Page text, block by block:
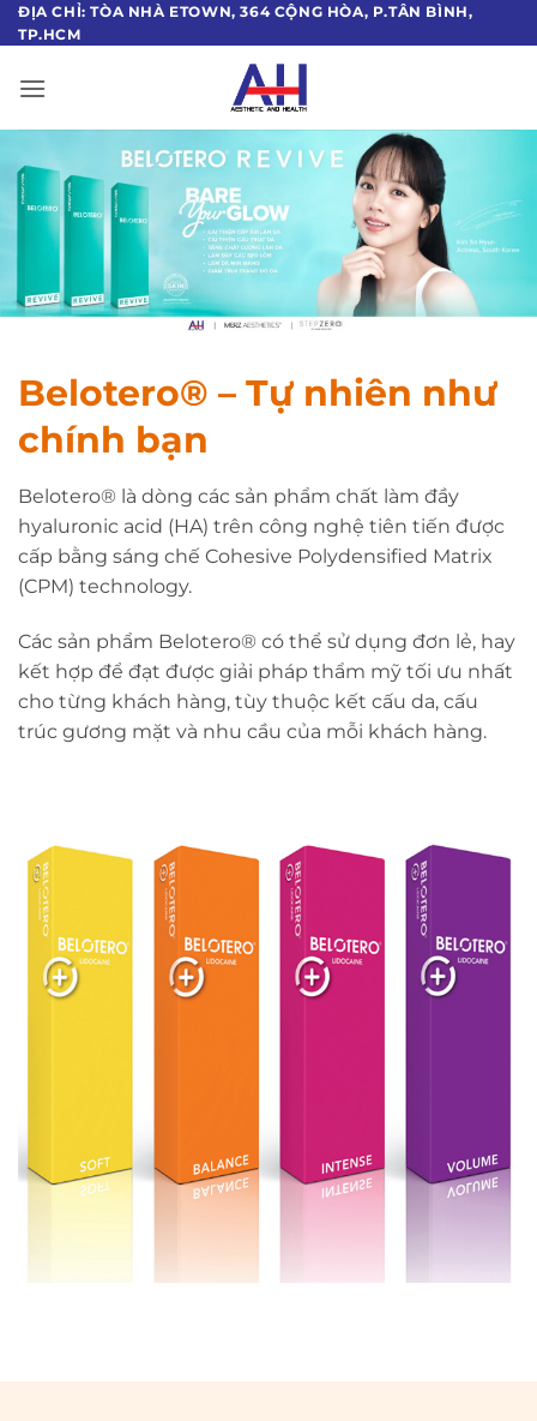
Bỏ
qua
dung
ĐỊA CHỈ: TÒA NHÀ ETOWN, 364 CỘNG HÒA, P.TÂN BÌNH,
TP.HCM
Belotero® – Tự nhiên như
chính bạn
Belotero® là dòng các sản phẩm chất làm đầy
hyaluronic acid (HA) trên công nghệ tiên tiến được
cấp bằng sáng chế Cohesive Polydensified Matrix
(CPM) technology.
Các sản phẩm Belotero® có thể sử dụng đơn lẻ, hay
kết hợp để đạt được giải pháp thẩm mỹ tối ưu nhất
cho từng khách hàng, tùy thuộc kết cấu da, cấu
trúc gương mặt và nhu cầu của mỗi khách hàng.